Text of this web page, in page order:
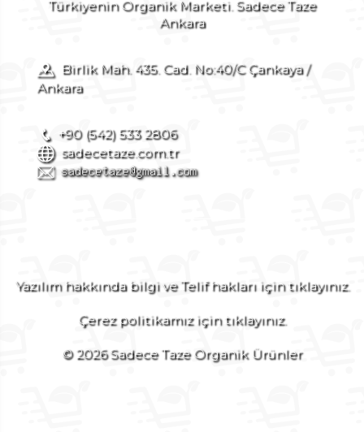
Türkiyenin Organik Marketi. Sadece Taze
Ankara
Birlik Mah. 435. Cad. No:40/C Çankaya /
Ankara
+90 (542) 533 2806
sadecetaze.com.tr
Yazılım hakkında bilgi ve Telif hakları için tıklayınız.
Çerez politikamız için tıklayınız.
© 2026 Sadece Taze Organik Ürünler